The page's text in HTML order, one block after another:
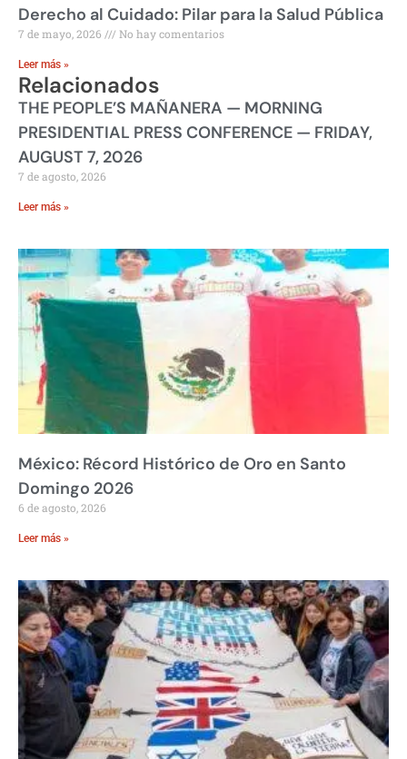
Derecho al Cuidado: Pilar para la Salud Pública
7 de mayo, 2026 No hay comentarios
Leer más »
Relacionados
THE PEOPLE’S MAÑANERA — MORNING
PRESIDENTIAL PRESS CONFERENCE — FRIDAY,
AUGUST 7, 2026
7 de agosto, 2026
Leer más »
México: Récord Histórico de Oro en Santo
Domingo 2026
6 de agosto, 2026
Leer más »